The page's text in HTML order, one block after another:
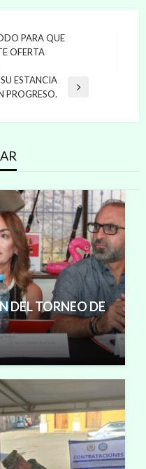
PARA QUE
OFERTA
ESTANCIA
PROGRESO.
DEL TORNEO DE